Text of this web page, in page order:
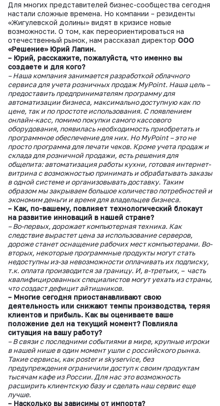
Для многих представителей бизнес-сообщества сегодня
настали сложные времена. Но компании – резиденты
«Жигулевской долины» видят в кризисе новые
возможности. О том, как переориентироваться на
отечественный рынок, нам рассказал директор ООО
«Решение» Юрий Лапин.
– Юрий, расскажите, пожалуйста, что именно вы
создаете и для кого?
– Наша компания занимается разработкой облачного
сервиса для учета розничных продаж MyPoint. Наша цель –
предоставить предпринимателям программу для
автоматизации бизнеса, максимально доступную как по
цене, так и по простоте использования. С появлением
онлайн-касс, помимо покупки самого кассового
оборудования, появилась необходимость приобретать и
программное обеспечение для них. НоMyРoint – это не
просто программа для печати чеков. Кроме учета продаж и
склада для розничной продажи, есть решения для
общепита: автоматизация работы кухни, готовая интернет-
витрина с возможностью принимать и обрабатывать заказы
в одной системе и организовывать доставку. Таким
образом мы закрываем большое количество потребностей и
экономим деньги и время для владельцев бизнеса.
– Как, по-вашему, повлияет технологический блокаут
на развитие инноваций в нашей стране?
– Во-первых, дорожает компьютерная техника. Как
следствие вырастет цена за использование серверов,
дороже станет оснащение рабочих мест компьютерами. Во-
вторых, некоторые программные продукты могут стать
недоступны из-за невозможности оплачивать их подписку,
т.к. оплата производится за границу. И, в-третьих, – часть
квалифицированных специалистов могут уехать из страны,
что создаст дефицит айтишников.
– Многие сегодня приостанавливают свою
деятельность или снижают темпы производства, теряя
клиентов и прибыль. Как вы оцениваете ваше
положение дел на текущий момент? Повлияла
ситуация на вашу работу?
– В связи с последними событиями в мире, крупные игроки
в нашей нише в один момент ушли с российского рынка.
Такие сервисы, какposter и skyservice, без
предупреждения ограничили доступ к своим продуктам
тысячам кафе из России. Для нас это возможность
расширить клиентскую базу и сделать наш сервис еще
лучше.
– Насколько вы зависимы от импорта?